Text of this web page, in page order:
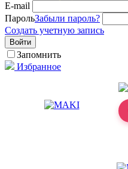
E-mail
ПарольЗабыли пароль?
Создать учетную запись
Войти
Запомнить
Избранное